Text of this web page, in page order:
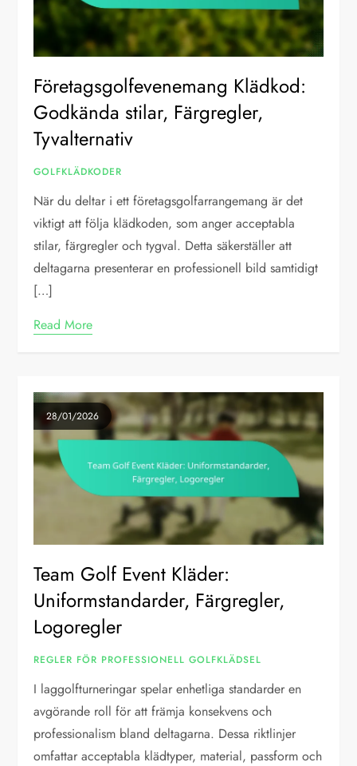
Företagsgolfevenemang Klädkod:
Godkända stilar, Färgregler,
Tyvalternativ
GOLFKLÄDKODER
När du deltar i ett företagsgolfarrangemang är det
viktigt att följa klädkoden, som anger acceptabla
stilar, färgregler och tygval. Detta säkerställer att
deltagarna presenterar en professionell bild samtidigt
[…]
Read More
28/01/2026
Team Golf Event Kläder:
Uniformstandarder, Färgregler,
Logoregler
REGLER FÖR PROFESSIONELL GOLFKLÄDSEL
I laggolfturneringar spelar enhetliga standarder en
avgörande roll för att främja konsekvens och
professionalism bland deltagarna. Dessa riktlinjer
omfattar acceptabla klädtyper, material, passform och